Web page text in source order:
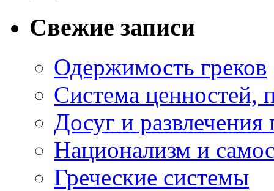
Свежие записи
Одержимость греков
Система ценностей,
Досуг и развлечения
Национализм и
Греческие системы